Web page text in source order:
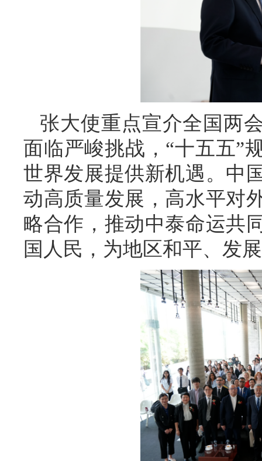
张大使重点宣介全国两
面临严峻挑战，“十五五”
世界发展提供新机遇。中
动高质量发展，高水平对
略合作，推动中泰命运共
国人民，为地区和平、发